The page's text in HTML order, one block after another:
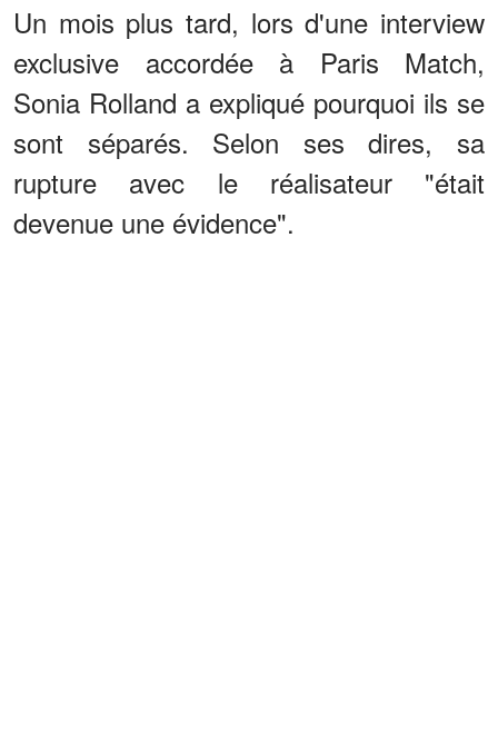
Un mois plus tard, lors d'une interview
exclusive accordée à Paris Match,
Sonia Rolland a expliqué pourquoi ils se
sont séparés. Selon ses dires, sa
rupture avec le réalisateur "était
devenue une évidence".